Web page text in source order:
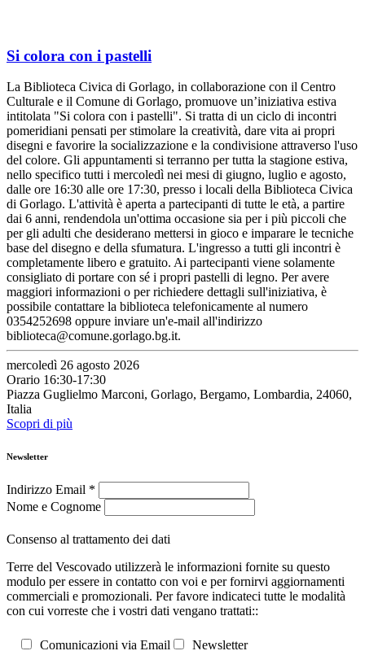
Si colora con i pastelli
La Biblioteca Civica di Gorlago, in collaborazione con il Centro
Culturale e il Comune di Gorlago, promuove un’iniziativa estiva
intitolata "Si colora con i pastelli". Si tratta di un ciclo di incontri
pomeridiani pensati per stimolare la creatività, dare vita ai propri
disegni e favorire la socializzazione e la condivisione attraverso l'uso
del colore. Gli appuntamenti si terranno per tutta la stagione estiva,
nello specifico tutti i mercoledì nei mesi di giugno, luglio e agosto,
dalle ore 16:30 alle ore 17:30, presso i locali della Biblioteca Civica
di Gorlago. L'attività è aperta a partecipanti di tutte le età, a partire
dai 6 anni, rendendola un'ottima occasione sia per i più piccoli che
per gli adulti che desiderano mettersi in gioco e imparare le tecniche
base del disegno e della sfumatura. L'ingresso a tutti gli incontri è
completamente libero e gratuito. Ai partecipanti viene solamente
consigliato di portare con sé i propri pastelli di legno. Per avere
maggiori informazioni o per richiedere dettagli sull'iniziativa, è
possibile contattare la biblioteca telefonicamente al numero
0354252698 oppure inviare un'e-mail all'indirizzo
biblioteca@comune.gorlago.bg.it.
mercoledì 26 agosto 2026
Orario 16:30-17:30
Piazza Guglielmo Marconi, Gorlago, Bergamo, Lombardia, 24060,
Italia
Scopri di più
Newsletter
Indirizzo Email *
Nome e Cognome
Consenso al trattamento dei dati
Terre del Vescovado utilizzerà le informazioni fornite su questo
modulo per essere in contatto con voi e per fornirvi aggiornamenti
commerciali e promozionali. Per favore indicateci tutte le modalità
con cui vorreste che i vostri dati vengano trattati::
Comunicazioni via Email
Newsletter